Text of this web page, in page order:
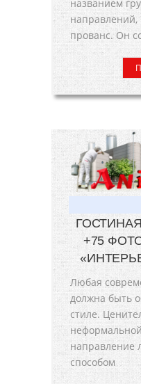
названием
направлений,
прованс. Он
+75
Любая
должна быть
стиле.
направление
способом